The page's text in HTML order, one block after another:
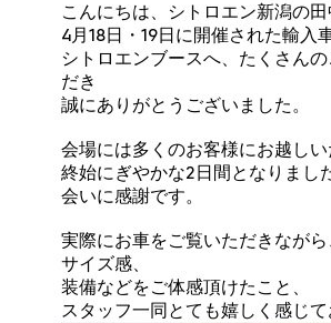
こんにちは、シトロエン新潟の田
4月18日・19日に開催された輸入
シトロエンブースへ、たくさん
だき
誠にありがとうございました。
会場には多くのお客様にお越しい
終始にぎやかな2日間となりまし
会いに感謝です。
実際にお車をご覧いただきなが
サイズ感、
装備などをご体感頂けたこと、
スタッフ一同とても嬉しく感じて